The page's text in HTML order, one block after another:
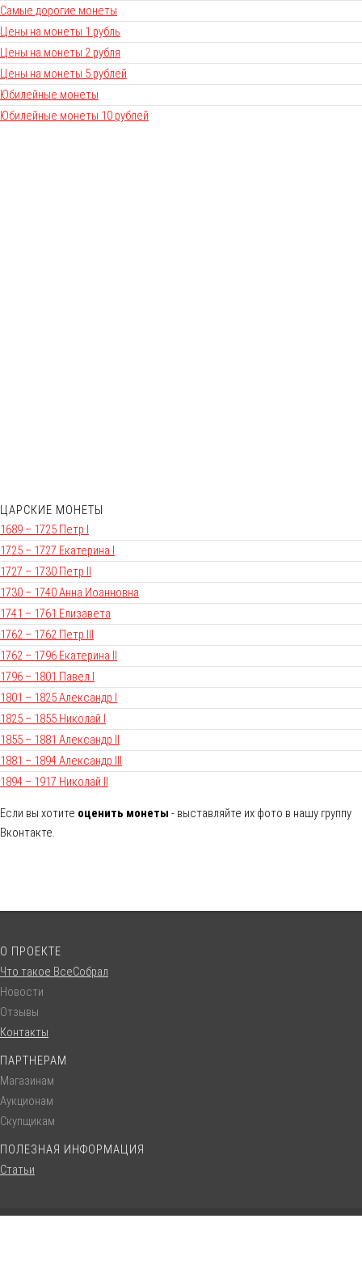
Самые дорогие монеты
Цены на монеты 1 рубль
Цены на монеты 2 рубля
Цены на монеты 5 рублей
Юбилейные монеты
Юбилейные монеты 10 рублей
ЦАРСКИЕ МОНЕТЫ
1689 – 1725 Петр I
1725 – 1727 Екатерина I
1727 – 1730 Петр II
1730 – 1740 Анна Иоанновна
1741 – 1761 Елизавета
1762 – 1762 Петр III
1762 – 1796 Екатерина II
1796 – 1801 Павел I
1801 – 1825 Александр I
1825 – 1855 Николай I
1855 – 1881 Александр II
1881 – 1894 Александр III
1894 – 1917 Николай II
Если вы хотите оценить монеты - выставляйте их фото в нашу группу
Вконтакте.
О ПРОЕКТЕ
Что такое ВсеСобрал
Новости
Отзывы
Контакты
ПАРТНЕРАМ
Магазинам
Аукционам
Скупщикам
ПОЛЕЗНАЯ ИНФОРМАЦИЯ
Статьи